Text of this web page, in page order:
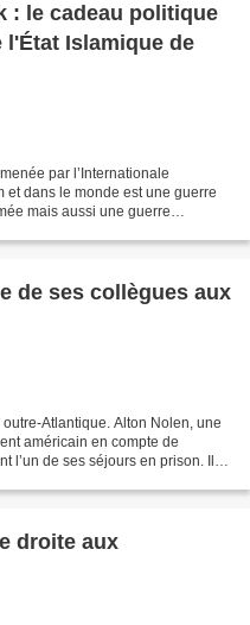
: le cadeau politique
l'État Islamique de
par l’Internationale
et dans le monde est une guerre
mais aussi une guerre
de ses collègues aux
outre-Atlantique. Alton Nolen, une
américain en compte de
l’un de ses séjours en prison. Il a
droite aux